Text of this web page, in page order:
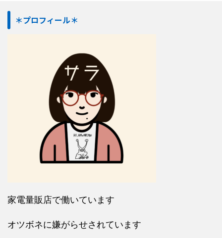
＊プロフィール＊
家電量販店で働いています
オツボネに嫌がらせされています